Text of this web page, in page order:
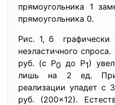
прямоугольника 1
прямоугольника 0.
Рис. 1, б графически
неэластичного
руб. (с Р0 до Р1)
лишь на 2 ед.
реализации упадет с
руб. (200×12).